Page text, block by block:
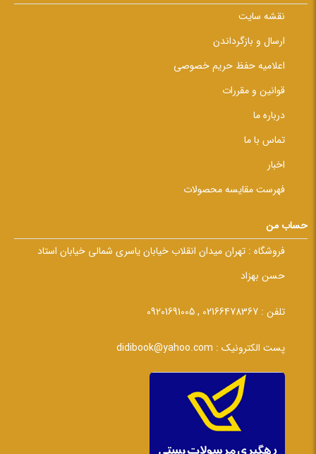
نقشه سایت
ارسال و بازگرداندن
اعلامیه حفظ حریم خصوصی
قوانین و مقررات
درباره ما
تماس با ما
اخبار
فهرست مقایسه محصولات
حساب من
فروشگاه : تهران میدان انقلاب خیابان یاسری شمالی خیابان استاد
حسن بهزاد
تلفن : 02166478367 , 09201691005
پست الکترونیک : didibook@yahoo.com